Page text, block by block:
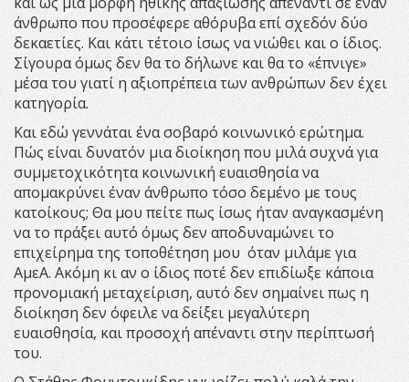
άνθρωπο που προσέφερε αθόρυβα επί σχεδόν δύο
δεκαετίες. Και κάτι τέτοιο ίσως να νιώθει και ο ίδιος.
Σίγουρα όμως δεν θα το δήλωνε και θα το «έπνιγε»
μέσα του γιατί η αξιοπρέπεια των ανθρώπων δεν έχει
κατηγορία.
Και εδώ γεννάται ένα σοβαρό κοινωνικό ερώτημα.
Πώς είναι δυνατόν μια διοίκηση που μιλά συχνά για
συμμετοχικότητα κοινωνική ευαισθησία να
απομακρύνει έναν άνθρωπο τόσο δεμένο με τους
κατοίκους; Θα μου πείτε πως ίσως ήταν αναγκασμένη
να το πράξει αυτό όμως δεν αποδυναμώνει το
επιχείρημα της τοποθέτηση μου όταν μιλάμε για
ΑμεΑ. Ακόμη κι αν ο ίδιος ποτέ δεν επιδίωξε κάποια
προνομιακή μεταχείριση, αυτό δεν σημαίνει πως η
διοίκηση δεν όφειλε να δείξει μεγαλύτερη
ευαισθησία, και προσοχή απέναντι στην περίπτωσή
του.